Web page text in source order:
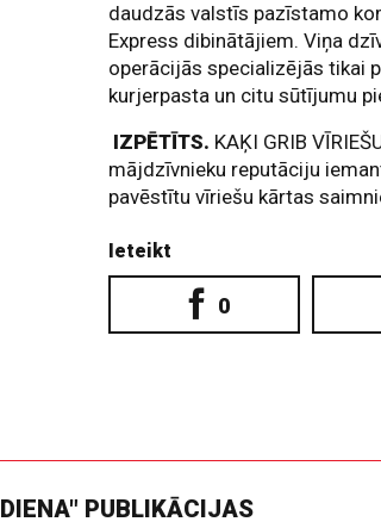
daudzās valstīs pazīstamo
Express dibinātājiem. Viņa
operācijās specializējās tikai
kurjerpasta un citu sūtījumu
IZPĒTĪTS. KAĶI GRIB
mājdzīvnieku reputāciju
pavēstītu vīriešu kārtas
Ieteikt
0
PUBLIKĀCIJAS